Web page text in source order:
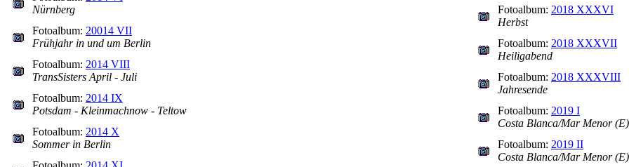
Nürnberg
Fotoalbum: 20014 VII
Frühjahr in und um Berlin
Fotoalbum: 2014 VIII
TransSisters April - Juli
Fotoalbum: 2014 IX
Potsdam - Kleinmachnow - Teltow
Fotoalbum: 2014 X
Sommer in Berlin
Fotoalbum: 2018 XXXVI
Herbst
Fotoalbum: 2018 XXXVII
Heiligabend
Fotoalbum: 2018 XXXVIII
Jahresende
Fotoalbum: 2019 I
Costa Blanca/Mar Menor
Fotoalbum: 2019 II
Costa Blanca/Mar Menor